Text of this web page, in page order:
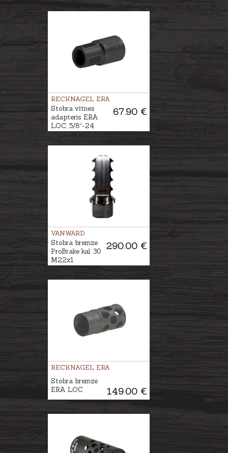
RECKNAGEL ERA
67.90 €
Stobra vītnes
adapteris ERA
LOC, 5/8″-24
VANWARD
290.00 €
Stobra bremze
ProBrake kal. 30
M22x1
RECKNAGEL ERA
149.00 €
Stobra bremze
ERA LOC